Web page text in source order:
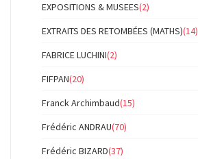
EXPOSITIONS & MUSEES(2)
EXTRAITS DES RETOMBÉES (MATHS)(14)
FABRICE LUCHINI(2)
FIFPAN(20)
Franck Archimbaud(15)
Frédéric ANDRAU(70)
Frédéric BIZARD(37)